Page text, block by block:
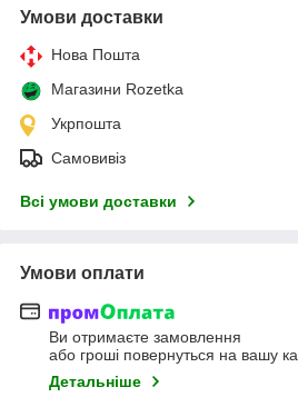
Умови доставки
Нова Пошта
Магазини Rozetka
Укрпошта
Самовивіз
Всі умови доставки
Умови оплати
Ви отримаєте замовлення
або гроші повернуться на вашу
Детальніше